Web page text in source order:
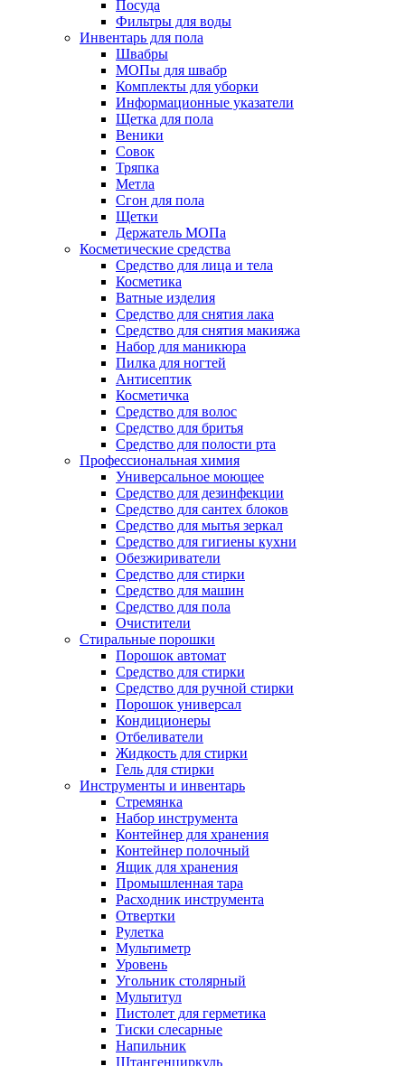
Посуда
Фильтры для воды
Инвентарь для пола
Швабры
МОПы для швабр
Комплекты для уборки
Информационные указатели
Щетка для пола
Веники
Совок
Тряпка
Метла
Сгон для пола
Щетки
Держатель МОПа
Косметические средства
Средство для лица и тела
Косметика
Ватные изделия
Средство для снятия лака
Средство для снятия макияжа
Набор для маникюра
Пилка для ногтей
Антисептик
Косметичка
Средство для волос
Средство для бритья
Средство для полости рта
Профессиональная химия
Универсальное моющее
Средство для дезинфекции
Средство для сантех блоков
Средство для мытья зеркал
Средство для гигиены кухни
Обезжириватели
Средство для стирки
Средство для машин
Средство для пола
Очистители
Стиральные порошки
Порошок автомат
Средство для стирки
Средство для ручной стирки
Порошок универсал
Кондиционеры
Отбеливатели
Жидкость для стирки
Гель для стирки
Инструменты и инвентарь
Стремянка
Набор инструмента
Контейнер для хранения
Контейнер полочный
Ящик для хранения
Промышленная тара
Расходник инструмента
Отвертки
Рулетка
Мультиметр
Уровень
Угольник столярный
Мультитул
Пистолет для герметика
Тиски слесарные
Напильник
Штангенциркуль